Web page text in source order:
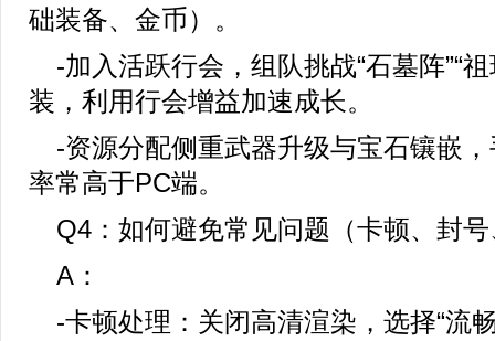
础装备、金币）。
-加入活跃行会，组队挑战“石墓阵”“
装，利用行会增益加速成长。
-资源分配侧重武器升级与宝石镶嵌
率常高于PC端。
Q4：如何避免常见问题（卡顿、封
A：
-卡顿处理：关闭高清渲染，选择“流